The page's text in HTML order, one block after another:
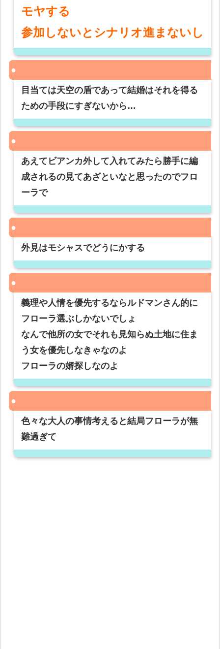
モヤする
参加しないとシナリオ進まないし
目当ては天空の盾であって結婚はそれを得る
ための手段にすぎないから…
あえてビアンカ外して入れてみたら勝手に編
成されるの見てあざといなと思ったのでフロ
ーラで
外見はモシャスでどうにかする
義理や人情を優先するならルドマンさん的に
フローラ選ぶしかないでしょ
なんで他所の女でそれも見知らぬ土地に住ま
う女を優先しなきゃなのよ
フローラの婿探しなのよ
色々な大人の事情考えると結局フローラが無
難過ぎて